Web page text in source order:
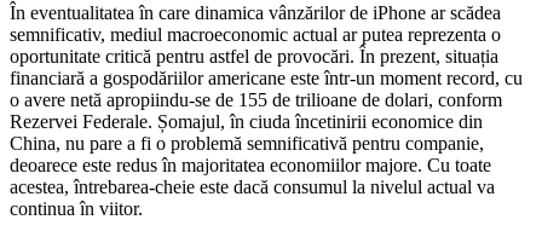
În eventualitatea în care dinamica vânzărilor de iPhone ar scădea
semnificativ, mediul macroeconomic actual ar putea reprezenta o
oportunitate critică pentru astfel de provocări. În prezent, situația
financiară a gospodăriilor americane este într-un moment record, cu
o avere netă apropiindu-se de 155 de trilioane de dolari, conform
Rezervei Federale. Șomajul, în ciuda încetinirii economice din
China, nu pare a fi o problemă semnificativă pentru companie,
deoarece este redus în majoritatea economiilor majore. Cu toate
acestea, întrebarea-cheie este dacă consumul la nivelul actual va
continua în viitor.